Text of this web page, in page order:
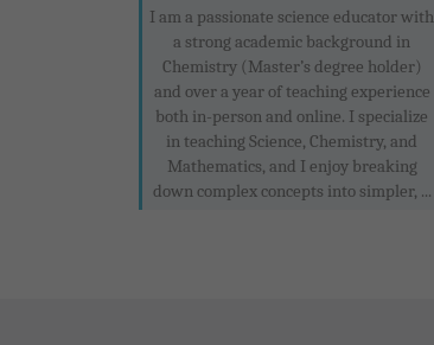
I am a passionate science educator with
a strong academic background in
Chemistry (Master’s degree holder)
and over a year of teaching experience
both in-person and online. I specialize
in teaching Science, Chemistry, and
Mathematics, and I enjoy breaking
down complex concepts into simpler, ...